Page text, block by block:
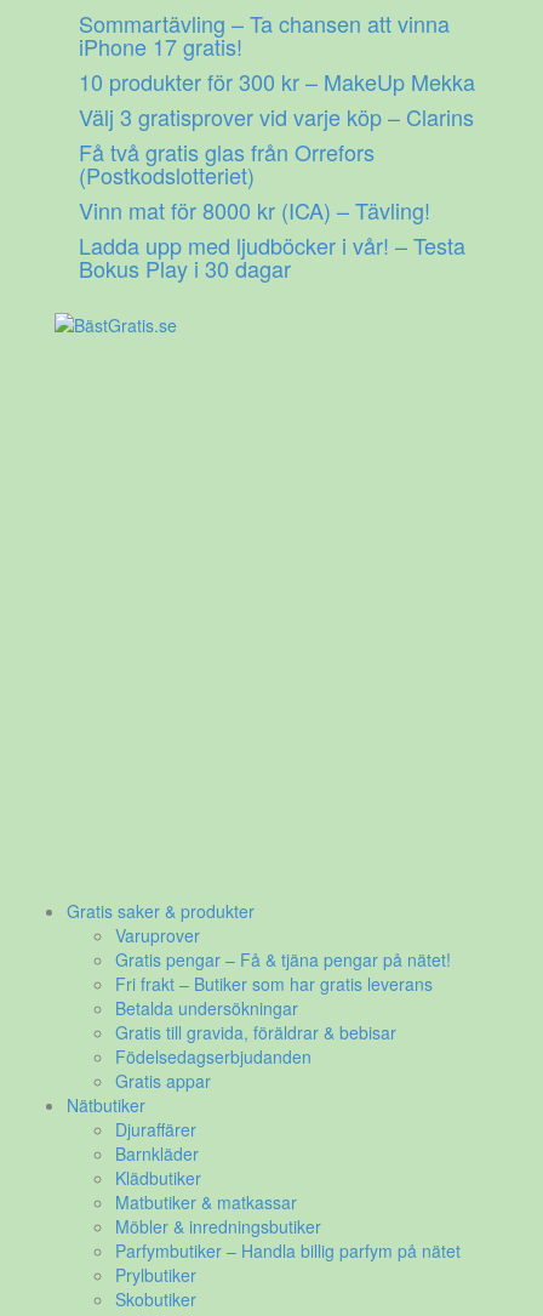
Sommartävling – Ta chansen att vinna
iPhone 17 gratis!
10 produkter för 300 kr – MakeUp Mekka
Välj 3 gratisprover vid varje köp – Clarins
Få två gratis glas från Orrefors
(Postkodslotteriet)
Vinn mat för 8000 kr (ICA) – Tävling!
Ladda upp med ljudböcker i vår! – Testa
Bokus Play i 30 dagar
Gratis saker & produkter
Varuprover
Gratis pengar – Få & tjäna pengar på nätet!
Fri frakt – Butiker som har gratis leverans
Betalda undersökningar
Gratis till gravida, föräldrar & bebisar
Födelsedagserbjudanden
Gratis appar
Nätbutiker
Djuraffärer
Barnkläder
Klädbutiker
Matbutiker & matkassar
Möbler & inredningsbutiker
Parfymbutiker – Handla billig parfym på nätet
Prylbutiker
Skobutiker